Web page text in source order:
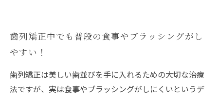
歯列矯正中でも普段の食事やブラッシングがし
やすい！
歯列矯正は美しい歯並びを手に入れるための大切な治療
法ですが、実は食事やブラッシングがしにくいというデ